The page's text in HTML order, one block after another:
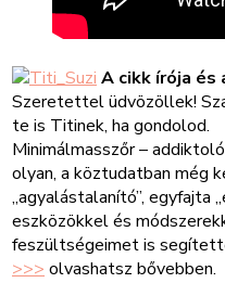
A cikk írója és
Szeretettel üdvözöllek!
te is Titinek, ha gondolod.
Minimálmasszőr –
olyan, a köztudatban még
„agyalástalanító”, egyfajta
eszközökkel és
feszültségeimet is
>>>olvashatsz bővebben.